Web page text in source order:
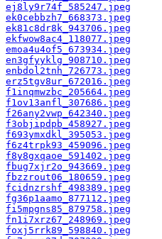
ej8ly9r74f_585247.jpeg
ek0cebbzh7_668373.jpeg
ek81c8dr8k_943706.jpeg
ekfwow8ac4_118077.jpeg
emoa4u4of5_673934.jpeg
en3gfyyklg_908710.jpeg
enbdol2tnh_726773.jpeg
erz5tgv8ur_672016.jpeg
f1inqmwzbc_205664.jpeg
f1ov13anfl_307686.jpeg
f26any2vwp_642340.jpeg
f3objipdpb_458927.jpeg
f693ymxdkl_395053.jpeg
f6z4trpk93_459096.jpeg
f8y8gxqaoe_591402.jpeg
fbug7xjr2o_943669.jpeg
fbzzrout06_180659.jpeg
fcidnzrshf_498389.jpeg
fg36p1aamo_877112.jpeg
fi5mpgns85_879758.jpeg
fn1i7xrz67_248969.jpeg
foxj5rrk89_598840.jpeg